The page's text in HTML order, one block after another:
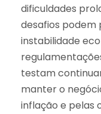
dificuldades
desafios podem
instabilidade
testam
manter o
inflação e pelas